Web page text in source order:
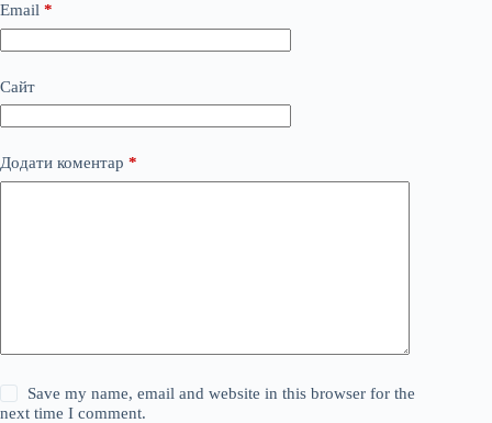
Email *
Сайт
Додати коментар *
Save my name, email and website in this browser for the
next time I comment.